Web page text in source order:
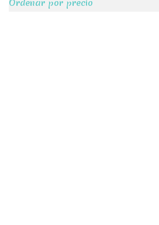
Ordenar por precio